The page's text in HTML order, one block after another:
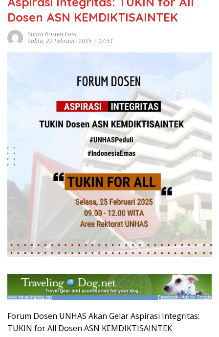
Dosen ASN KEMDIKTISAINTEK
Suara Kristen.com
Sabtu, 22 Februari 2025 | 07:51
Forum Dosen UNHAS Akan Gelar Aspirasi Integritas:
TUKIN for All Dosen ASN KEMDIKTISAINTEK